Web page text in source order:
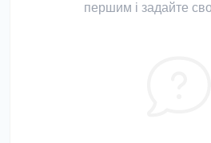
першим і задайте